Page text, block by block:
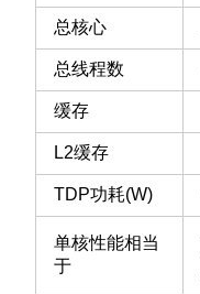
总核心
总线程数
缓存
L2缓存
TDP功耗(W)
单核性能相当
于